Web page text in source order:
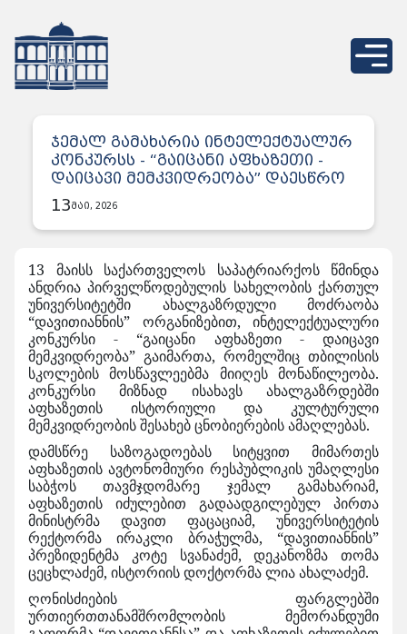
ჯემალ გამახარია ინტელექტუალურ
კონკურსს - “გაიცანი აფხაზეთი -
დაიცავი მემკვიდრეობა” დაესწრო
13მაი, 2026
13 მაისს საქართველოს საპატრიარქოს წმინდა
ანდრია პირველწოდებულის სახელობის ქართულ
უნივერსიტეტში ახალგაზრდული მოძრაობა
“დავითიანნის” ორგანიზებით, ინტელექტუალური
კონკურსი - “გაიცანი აფხაზეთი - დაიცავი
მემკვიდრეობა” გაიმართა, რომელშიც თბილისის
სკოლების მოსწავლეებმა მიიღეს მონაწილეობა.
კონკურსი მიზნად ისახავს ახალგაზრდებში
აფხაზეთის ისტორიული და კულტურული
მემკვიდრეობის შესახებ ცნობიერების ამაღლებას.
დამსწრე საზოგადოებას სიტყვით მიმართეს
აფხაზეთის ავტონომიური რესპუბლიკის უმაღლესი
საბჭოს თავმჯდომარე ჯემალ გამახარიამ,
აფხაზეთის იძულებით გადაადგილებულ პირთა
მინისტრმა დავით ფაცაციამ, უნივერსიტეტის
რექტორმა ირაკლი ბრაჭულმა, “დავითიანნის”
პრეზიდენტმა კოტე სვანაძემ, დეკანოზმა თომა
ცეცხლაძემ, ისტორიის დოქტორმა ლია ახალაძემ.
ღონისძიების ფარგლებში
ურთიერთთანამშრომლობის მემორანდუმი